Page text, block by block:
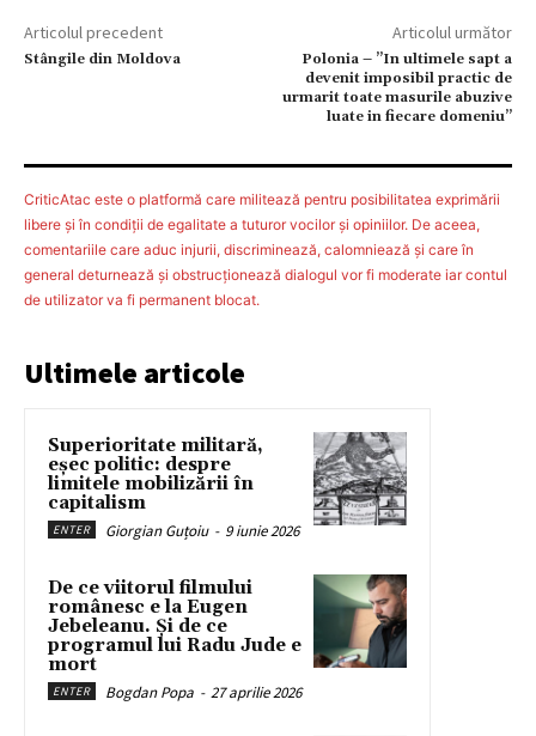
Articolul precedent
Stângile din Moldova
Articolul următor
Polonia – ”In ultimele sapt a
devenit imposibil practic de
urmarit toate masurile abuzive
luate in fiecare domeniu”
CriticAtac este o platformă care militează pentru posibilitatea exprimării
libere şi în condiţii de egalitate a tuturor vocilor şi opiniilor. De aceea,
comentariile care aduc injurii, discriminează, calomniează şi care în
general deturnează şi obstrucţionează dialogul vor fi moderate iar contul
de utilizator va fi permanent blocat.
Ultimele articole
Superioritate militară,
eșec politic: despre
limitele mobilizării în
capitalism
ENTER Giorgian Guțoiu - 9 iunie 2026
De ce viitorul filmului
românesc e la Eugen
Jebeleanu. Și de ce
programul lui Radu Jude e
mort
ENTER Bogdan Popa - 27 aprilie 2026